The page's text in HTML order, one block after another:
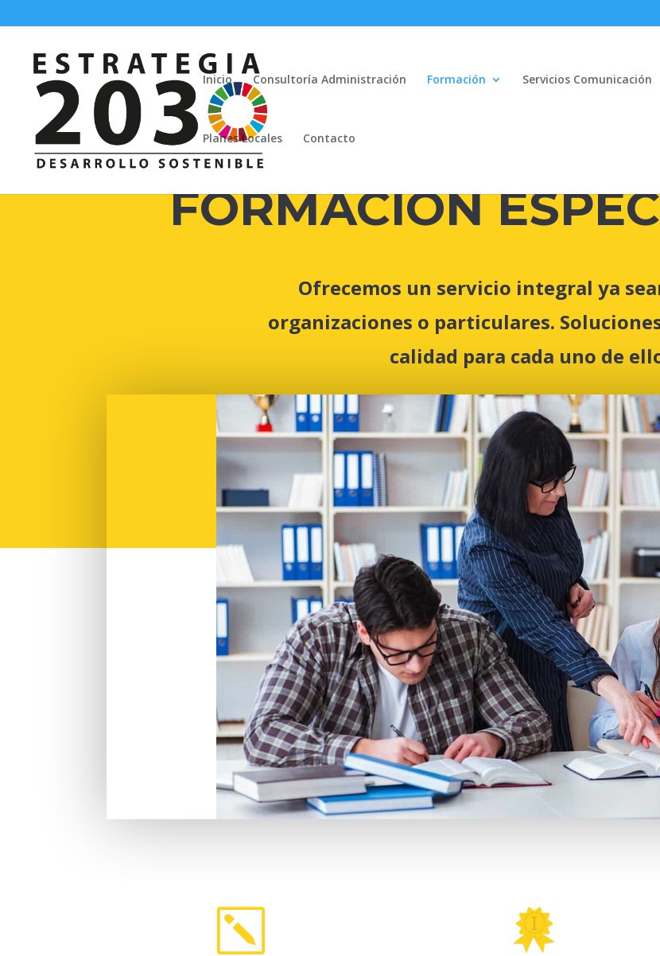
Inicio Consultoría Administración Formación Servicios Comunicación
Planes Locales Contacto
FORMACIÓN
Ofrecemos un servicio integral ya
organizaciones o particulares.
calidad para cada uno de
k